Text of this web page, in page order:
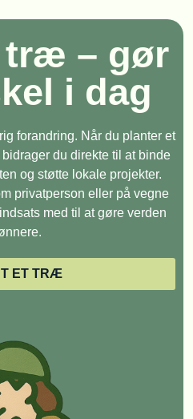
træ – gør
i dag
forandring. Når du planter et
du direkte til at binde
og støtte lokale projekter.
privatperson eller på vegne
med til at gøre verden
ET TRÆ